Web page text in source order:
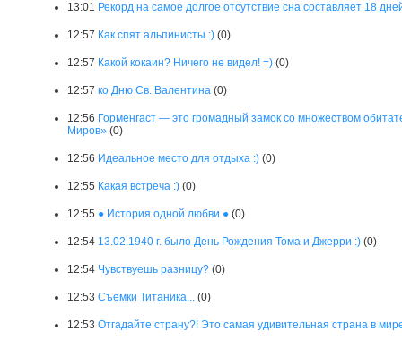
13:01 Рекорд на самое долгое отсутствие сна составляет 18
12:57 Как спят альпинисты :) (0)
12:57 Какой кокаин? Ничего не видел! =) (0)
12:57 ко Дню Св. Валентина (0)
12:56 Горменгаст — это громадный замок со множеством
Миров» (0)
12:56 Идеальное место для отдыха :) (0)
12:55 Какая встреча :) (0)
12:55 ● История одной любви ● (0)
12:54 13.02.1940 г. было День Рождения Тома и Джерри :) (0)
12:54 Чувствуешь разницу? (0)
12:53 Cъёмки Титаника... (0)
12:53 Отгадайте страну?! Это самая удивительная страна в